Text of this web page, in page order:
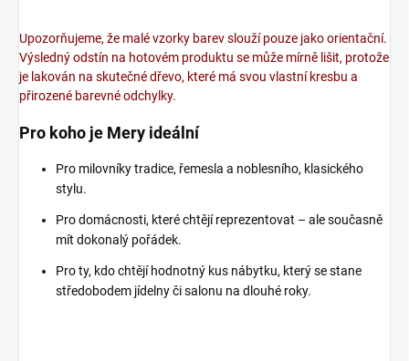
Upozorňujeme, že malé vzorky barev slouží pouze jako orientační.
Výsledný odstín na hotovém produktu se může mírně lišit, protože
je lakován na skutečné dřevo, které má svou vlastní kresbu a
přirozené barevné odchylky.
Pro koho je Mery ideální
Pro milovníky tradice, řemesla a noblesního, klasického
stylu.
Pro domácnosti, které chtějí reprezentovat – ale současně
mít dokonalý pořádek.
Pro ty, kdo chtějí hodnotný kus nábytku, který se stane
středobodem jídelny či salonu na dlouhé roky.